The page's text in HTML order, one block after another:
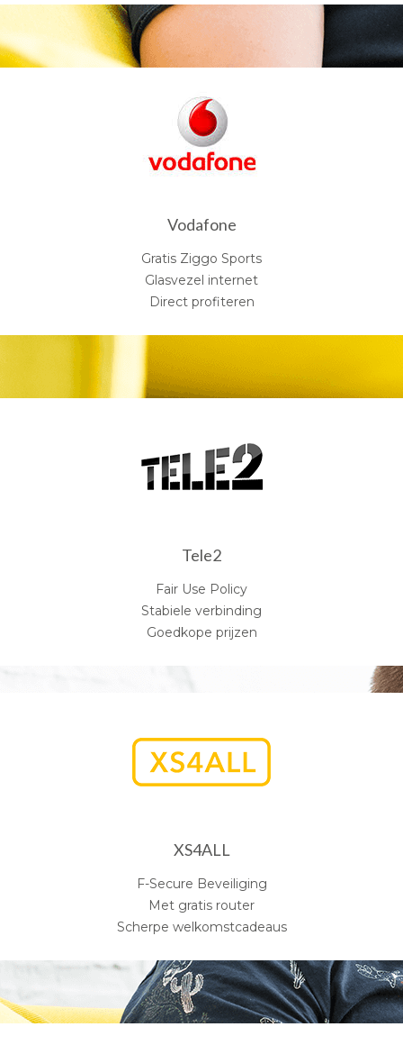
Vodafone
Gratis Ziggo Sports
Glasvezel internet
Direct profiteren
Tele2
Fair Use Policy
Stabiele verbinding
Goedkope prijzen
XS4ALL
F-Secure Beveiliging
Met gratis router
Scherpe welkomstcadeaus